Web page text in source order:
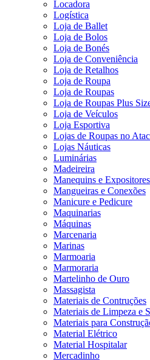
Locadora
Logística
Loja de Ballet
Loja de Bolos
Loja de Bonés
Loja de Conveniência
Loja de Retalhos
Loja de Roupa
Loja de Roupas
Loja de Roupas Plus
Loja de Veículos
Loja Esportiva
Lojas de Roupas no
Lojas Náuticas
Luminárias
Madeireira
Manequins e Expositores
Mangueiras e Conexões
Manicure e Pedicure
Maquinarias
Máquinas
Marcenaria
Marinas
Marmoaria
Marmoraria
Martelinho de Ouro
Massagista
Materiais de Contruções
Materiais de Limpeza e
Materiais para
Material Elétrico
Material Hospitalar
Mercadinho